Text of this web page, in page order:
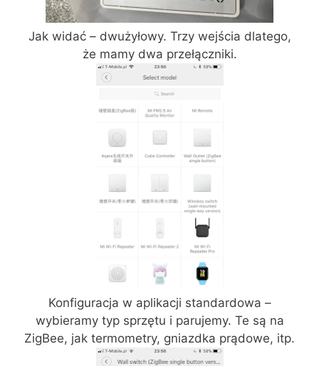
Jak widać – dwużyłowy. Trzy wejścia dlatego,
że mamy dwa przełączniki.
Konfiguracja w aplikacji standardowa –
wybieramy typ sprzętu i parujemy. Te są na
ZigBee, jak termometry, gniazdka prądowe, itp.